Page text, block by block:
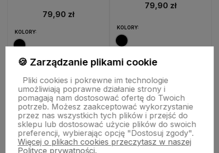
79,90 zł
KOLORY:
Do koszyka
79,90 zł
KOLORY:
Do koszyka
WYSYŁKA 24H
WYSYŁKA 24H Do ulubionychWYSYŁKA 24H
WYSYŁKA 24H Do
🍪 Zarządzanie plikami cookie
Pliki cookies i pokrewne im technologie
umożliwiają poprawne działanie strony i
pomagają nam dostosować ofertę do Twoich
potrzeb. Możesz zaakceptować wykorzystanie
przez nas wszystkich tych plików i przejść do
sklepu lub dostosować użycie plików do swoich
preferencji, wybierając opcję "Dostosuj zgody".
Więcej o plikach cookies przeczytasz w naszej
Polityce prywatności.